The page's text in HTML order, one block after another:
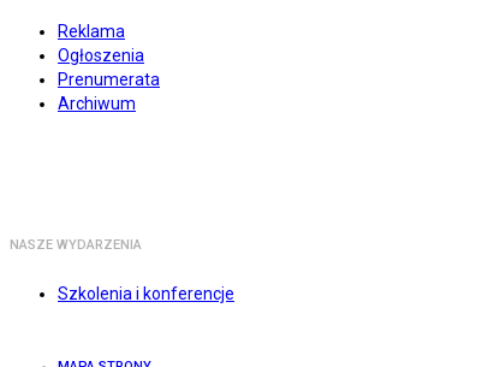
Reklama
Ogłoszenia
Prenumerata
Archiwum
NASZE WYDARZENIA
Szkolenia i konferencje